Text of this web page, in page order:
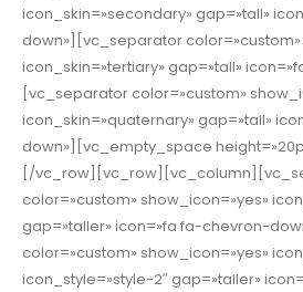
icon_skin=»secondary» gap=»tall»
down»][vc_separator color=»custom»
icon_skin=»tertiary» gap=»tall»
[vc_separator color=»custom»
icon_skin=»quaternary» gap=»tall»
down»][vc_empty_space
[/
color=»custom» show_icon=»yes»
gap=»taller» icon=»fa fa-chevron-
color=»custom» show_icon=»yes»
icon_style=»style-2″ gap=»taller»